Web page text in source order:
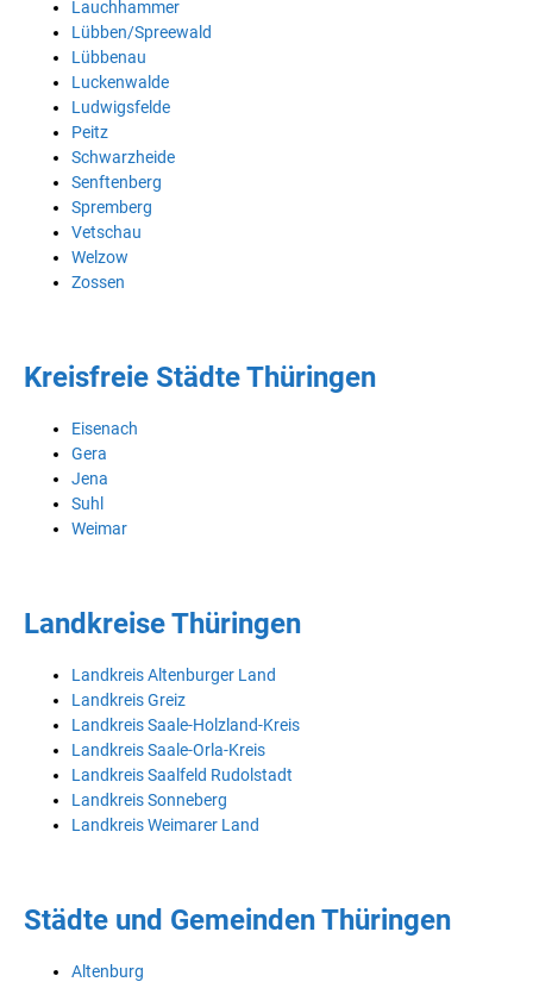
Lauchhammer
Lübben/Spreewald
Lübbenau
Luckenwalde
Ludwigsfelde
Peitz
Schwarzheide
Senftenberg
Spremberg
Vetschau
Welzow
Zossen
Kreisfreie Städte Thüringen
Eisenach
Gera
Jena
Suhl
Weimar
Landkreise Thüringen
Landkreis Altenburger Land
Landkreis Greiz
Landkreis Saale-Holzland-Kreis
Landkreis Saale-Orla-Kreis
Landkreis Saalfeld Rudolstadt
Landkreis Sonneberg
Landkreis Weimarer Land
Städte und Gemeinden Thüringen
Altenburg